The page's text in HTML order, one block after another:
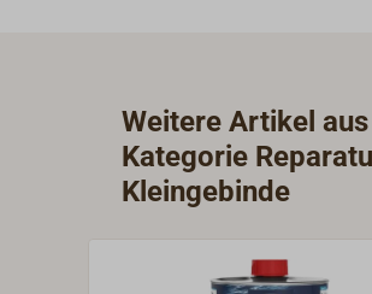
Weitere Artikel
Kategorie
Kleingebinde